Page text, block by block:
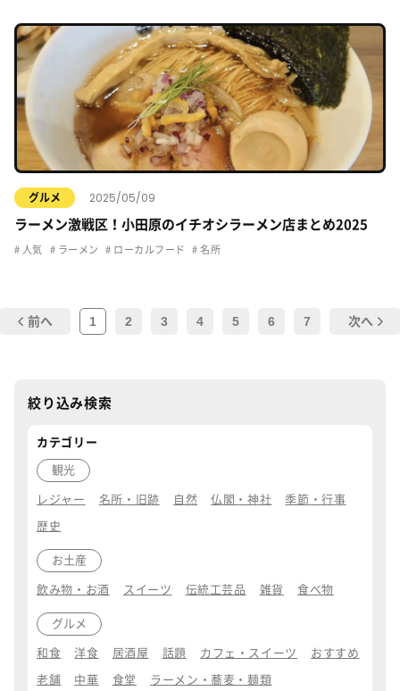
グルメ 2025/05/09
ラーメン激戦区！小田原のイチオシラーメン店まとめ2025
人気 ラーメン ローカルフード 名所
前へ 1 2 3 4 5 6 7 次へ
絞り込み検索
カテゴリー
観光
レジャー 名所・旧跡 自然 仏閣・神社 季節・行事
歴史
お土産
飲み物・お酒 スイーツ 伝統工芸品 雑貨 食べ物
グルメ
和食 洋食 居酒屋 話題 カフェ・スイーツ おすすめ
老舗 中華 食堂 ラーメン・蕎麦・麺類